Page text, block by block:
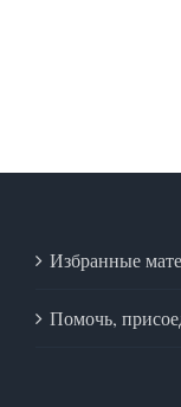
Избранные
Помочь,